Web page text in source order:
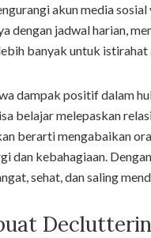
akun media
dengan jadwal harian,
banyak untuk
dampak positif dalam
belajar melepaskan
berarti mengabaikan
dan kebahagiaan.
sehat, dan saling